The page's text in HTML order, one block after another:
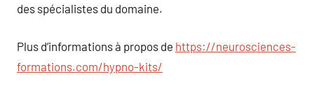
des spécialistes du domaine.
Plus d’informations à propos de https://neurosciences-
formations.com/hypno-kits/